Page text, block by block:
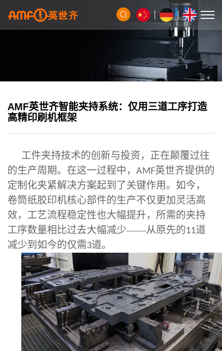
AMF英世齐智能夹持系统：仅用三道工序打造
高精印刷机框架
工件夹持技术的创新与投资，正在颠覆过往
的生产周期。在这一过程中， AMF英世齐提供的
定制化夹紧解决方案起到了关键作用。如今，
卷筒纸胶印机核心部件的生产不仅更加灵活高
效，工艺流程稳定性也大幅提升，所需的夹持
工序数量相比过去大幅减少——从原先的11道
减少到如今的仅需3道。